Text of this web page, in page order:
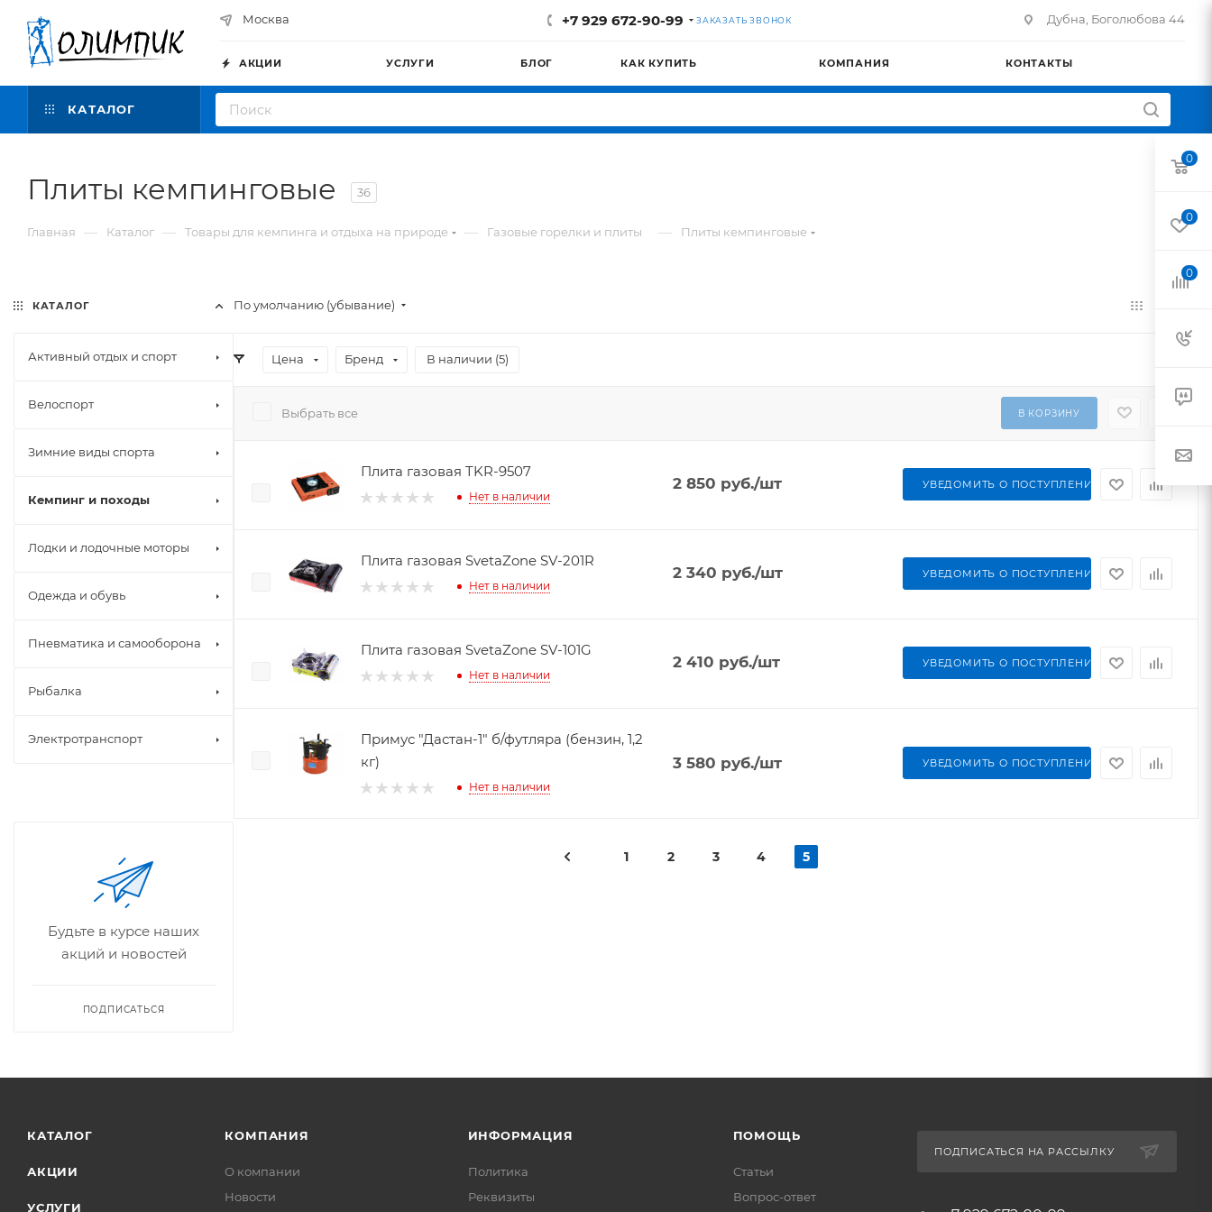
Москва +7 929 672-90-99 ЗАКАЗАТЬ ЗВОНОК Дубна, Боголюбова 44
АКЦИИ УСЛУГИ БЛОГ КАК КУПИТЬ КОМПАНИЯ КОНТАКТЫ
КАТАЛОГ
Плиты кемпинговые 36
Главная — Каталог — Товары для кемпинга и отдыха на природе — Газовые горелки и плиты — Плиты кемпинговые
По умолчанию (убывание)
Цена Бренд В наличии (5)
Выбрать все В КОРЗИНУ
Плита газовая TKR-9507
Нет в наличии
2 850 руб./шт УВЕДОМИТЬ О ПОСТУПЛЕНИИ
Плита газовая SvetaZone SV-201R
Нет в наличии
2 340 руб./шт УВЕДОМИТЬ О ПОСТУПЛЕНИИ
Плита газовая SvetaZone SV-101G
Нет в наличии
2 410 руб./шт УВЕДОМИТЬ О ПОСТУПЛЕНИИ
Примус "Дастан-1" б/футляра (бензин, 1,2
кг)
Нет в наличии
3 580 руб./шт УВЕДОМИТЬ О ПОСТУПЛЕНИИ
1 2 3 4 5
КАТАЛОГ
Активный отдых и спорт
Велоспорт
Зимние виды спорта
Кемпинг и походы
Лодки и лодочные моторы
Одежда и обувь
Пневматика и самооборона
Рыбалка
Электротранспорт
Будьте в курсе наших
акций и новостей
ПОДПИСАТЬСЯ
КАТАЛОГ
АКЦИИ
УСЛУГИ
КОМПАНИЯ
О компании
Новости
ИНФОРМАЦИЯ
Политика
Реквизиты
ПОМОЩЬ
Статьи
Вопрос-ответ
ПОДПИСАТЬСЯ НА РАССЫЛКУ
0
0
0